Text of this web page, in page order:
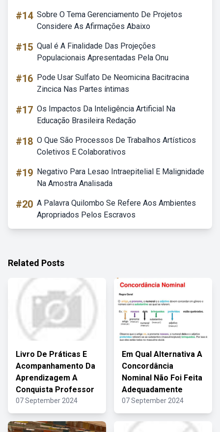
#14 Sobre O Tema Gerenciamento De Projetos
Considere As Afirmações Abaixo
#15 Qual é A Finalidade Das Projeções
Populacionais Apresentadas Pela Onu
#16 Pode Usar Sulfato De Neomicina Bacitracina
Zincica Nas Partes íntimas
#17 Os Impactos Da Inteligência Artificial Na
Educação Brasileira Redação
#18 O Que São Processos De Trabalhos Artísticos
Coletivos E Colaborativos
#19 Negativo Para Lesao Intraepitelial E Malignidade
Na Amostra Analisada
#20 A Palavra Quilombo Se Refere Aos Ambientes
Apropriados Pelos Escravos
Related Posts
Livro De Práticas E
Acompanhamento Da
Aprendizagem A
Conquista Professor
07 September 2024
Em Qual Alternativa A
Concordância
Nominal Não Foi Feita
Adequadamente
07 September 2024